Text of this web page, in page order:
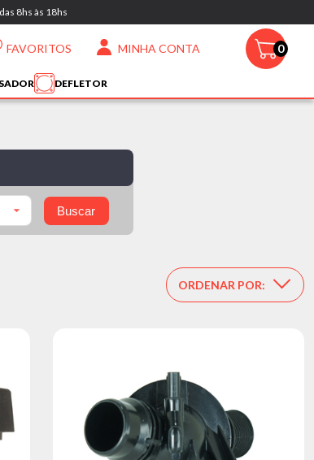
8hs às 18hs
FAVORITOS MINHA CONTA 0
DEFLETOR
Buscar
ORDENAR POR: